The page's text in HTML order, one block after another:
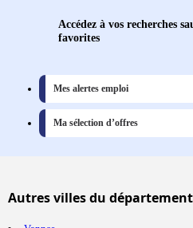
Accédez à vos recherches
favorites
Mes alertes emploi
Ma sélection d’offres
Autresvillesdu département